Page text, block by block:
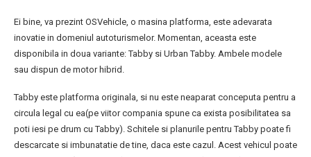
Ei bine, va prezint OSVehicle, o masina platforma, este adevarata
inovatie in domeniul autoturismelor. Momentan, aceasta este
disponibila in doua variante: Tabby si Urban Tabby. Ambele modele
sau dispun de motor hibrid.
Tabby este platforma originala, si nu este neaparat conceputa pentru a
circula legal cu ea(pe viitor compania spune ca exista posibilitatea sa
poti iesi pe drum cu Tabby). Schitele si planurile pentru Tabby poate fi
descarcate si imbunatatie de tine, daca este cazul. Acest vehicul poate